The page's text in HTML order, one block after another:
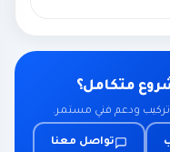
متكامل؟
ودعم فني مستمر.
تواصل معنا